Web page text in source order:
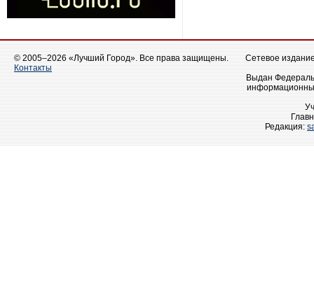
© 2005–2026 «Лучший Город». Все права защищены.
Контакты
Сетевое
Выдан
Редакция: